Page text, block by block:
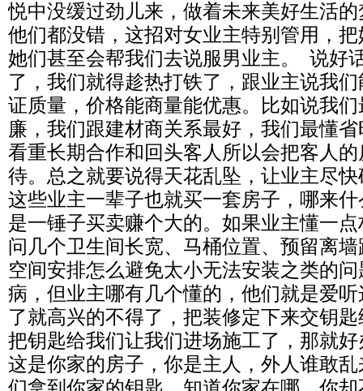
悦中没缓过劲儿来，做着未来美好生活
他们都没错，这招对女业主特别管用，
她们甚至会帮我们去说服男业主。 说好
了，我们就得趁热打铁了，跟业主说我
证质量，价格能商量能优惠。比如说我
廉，我们跟建材商关系最好，我们最懂
看重长期合作和回头客人所以会把客人
待。总之就要说得天花乱坠，让业主尽
这些业主一辈子也就买一套房子，哪来
是一锤子买卖赚个大的。如果业主懂一
问几个卫生间长宽、马桶位置、预留离
空间安排怎么避免太小无法安装之类的
病，但业主哪有几个懂的，他们就是爱
了就高兴的不得了，把装修定下来交钥
把钥匙给我们让我们进场施工了，那就
这是你家的房子，你是主人，外人谁敢